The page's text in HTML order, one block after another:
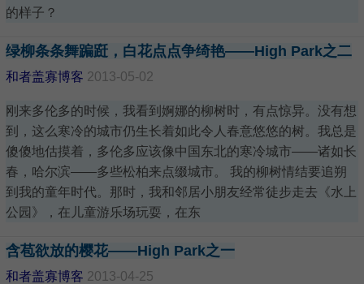
的样子？
绿柳条条舞蹁跹，白花点点争绮艳——High Park之二
和者盖寡博客 2013-05-02
刚来多伦多的时候，我看到婀娜的柳树时，有点惊异。没有想
到，这么寒冷的城市仍生长着如此令人春意悠悠的树。我总是
傻傻地估摸着，多伦多应该像中国东北的寒冷城市——诸如长
春，哈尔滨——多些松柏来点缀城市。 我的柳树情结要追朔
到我的童年时代。那时，我和邻居小朋友经常徒步走去《水上
公园》，在儿童游乐场玩耍，在东
含苞欲放的樱花——High Park之一
和者盖寡博客 2013-04-25